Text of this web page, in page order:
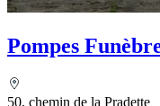
Pompes
50, chemin de la Pradette